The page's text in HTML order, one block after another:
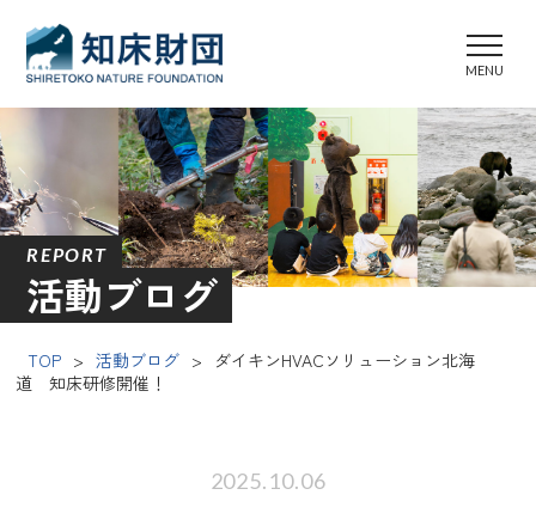
REPORT
活動ブログ
TOP > 活動ブログ >
ダイキンHVACソリューション北海
道 知床研修開催！
2025.10.06